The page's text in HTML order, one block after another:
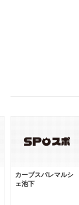
カーブスパレマルシ
ェ池下